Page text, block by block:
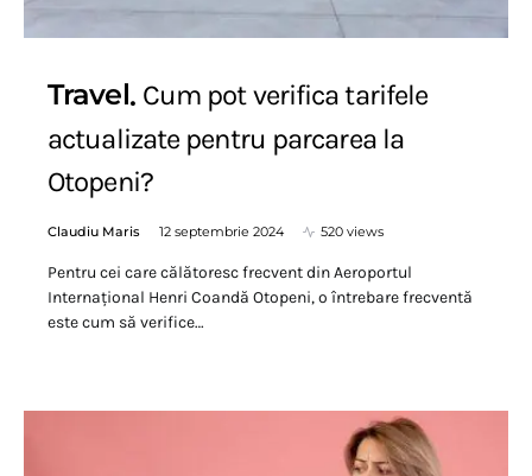
Travel Cum pot verifica tarifele
actualizate pentru parcarea la
Otopeni?
Claudiu Maris 12 septembrie 2024 520 views
Pentru cei care călătoresc frecvent din Aeroportul
Internațional Henri Coandă Otopeni, o întrebare frecventă
este cum să verifice…